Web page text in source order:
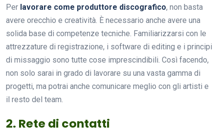
Per lavorare come produttore discografico, non basta
avere orecchio e creatività. È necessario anche avere una
solida base di competenze tecniche. Familiarizzarsi con le
attrezzature di registrazione, i software di editing e i principi
di missaggio sono tutte cose imprescindibili. Così facendo,
non solo sarai in grado di lavorare su una vasta gamma di
progetti, ma potrai anche comunicare meglio con gli artisti e
il resto del team.
2. Rete di contatti